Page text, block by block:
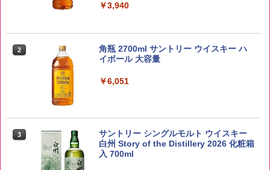
5kg 長野県産 令和7年産
米 5kg
￥3,396
￥3,940
2
角瓶 2700ml サントリー ウイスキー ハ
イボール 大容量
￥6,051
3
サントリー シングルモルト ウイスキー
白州 Story of the Distillery 2026 化粧箱
入 700ml